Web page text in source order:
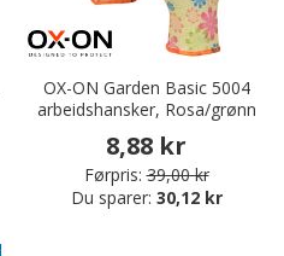
OX-ON Garden Basic 5004
arbeidshansker, Rosa/grønn
8,88 kr
Førpris: 39,00 kr
Du sparer: 30,12 kr